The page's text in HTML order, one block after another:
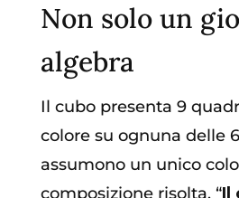
Non solo un
algebra
Il cubo presenta 9
colore su ognuna delle
assumono un unico
composizione risolta. “Il